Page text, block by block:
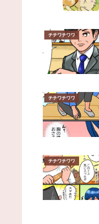
チチワチワワ
チチワチワワ
チチワチワワ